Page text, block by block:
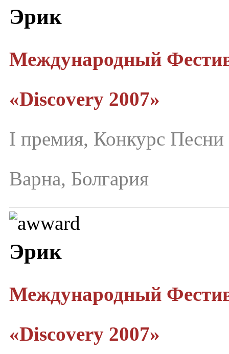
Эрик
Международный
«Discovery 2007»
I премия, Конкурс Песни
Варна, Болгария
Эрик
Международный
«Discovery 2007»